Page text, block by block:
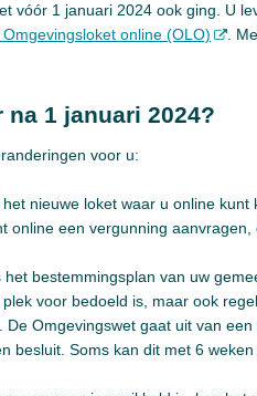
vóór 1 januari 2024 ook ging. U
online (OLO) .
na 1 januari 2024?
voor u:
nieuwe loket waar u online kunt
online een vergunning
bestemmingsplan van uw
voor bedoeld is, maar ook
Omgevingswet gaat uit van
besluit. Soms kan dit met 6